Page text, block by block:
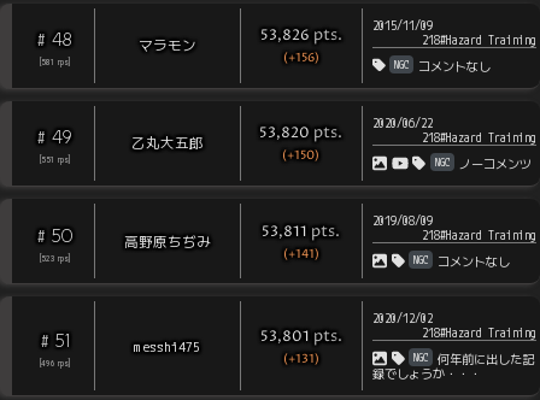
# 48
581 rps
マラモン 53,826 pts.
(+156)
2015/11/09
218#Hazard Training
NGC コメントなし
# 49
551 rps
乙丸大五郎 53,820 pts.
(+150)
2020/06/22
218#Hazard Training
NGC ノーコメンツ
# 50
523 rps
高野原ちぢみ 53,811 pts.
(+141)
2019/08/09
218#Hazard Training
NGC コメントなし
# 51
[496 rps
messhi475 53,801 pts.
(+131)
2020/12/02
218#Hazard Training
NGC
何年前に出した記
録でしょうか・・・